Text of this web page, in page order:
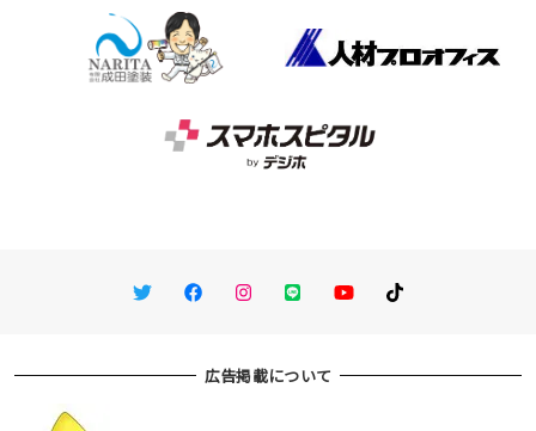
TwitterFacebookInstagram
LINE You TubeTikTok
広告掲載について